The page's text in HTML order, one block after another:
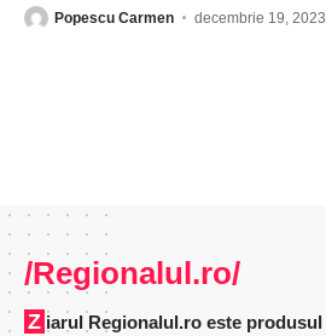
Popescu Carmen decembrie 19, 2023
/Regionalul.ro/
Ziarul Regionalul.ro este produsul unei echipe cu